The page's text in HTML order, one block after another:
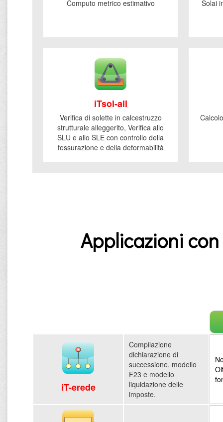
Computo metrico estimativo Solai
iTsol-all
Verifica di solette in calcestruzzo
strutturale alleggerito, Verifica allo
SLU e allo SLE con controllo della
fessurazione e della deformabilità
Applicazioni
iT-erede
Compilazione
dichiarazione di
successione, modello
F23 e modello
liquidazione delle
imposte.